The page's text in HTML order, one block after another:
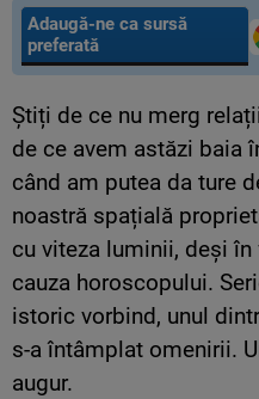
Adaugă-ne ca sursă
preferată
Știți de ce nu merg
de ce avem astăzi baia
când am putea da ture
noastră spațială
cu viteza luminii, deși
cauza horoscopului.
istoric vorbind, unul
s-a întâmplat omenirii.
augur.